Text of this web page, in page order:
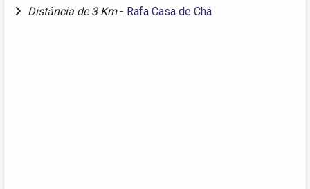
Distância de 3 Km - Rafa Casa de Chá